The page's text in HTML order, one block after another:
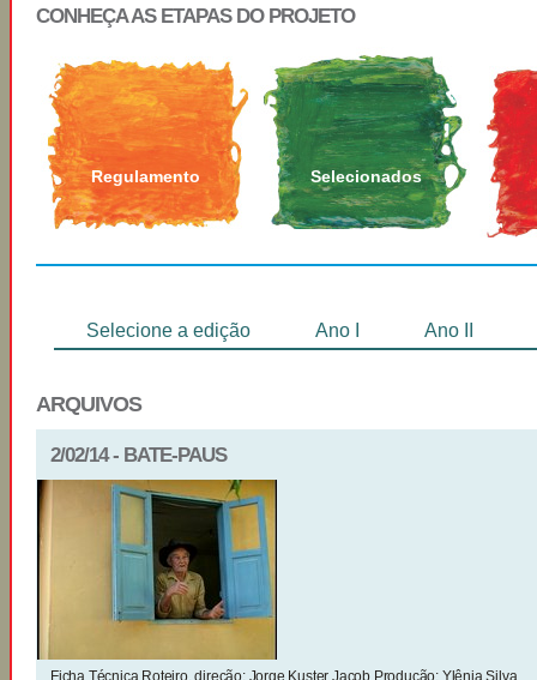
CONHEÇA AS ETAPAS DO PROJETO
Regulamento Selecionados
Selecione a edição Ano I Ano II
ARQUIVOS
2/02/14 - BATE-PAUS
Ficha Técnica Roteiro, direção: Jorge Kuster Jacob Produção: Ylênia Silva